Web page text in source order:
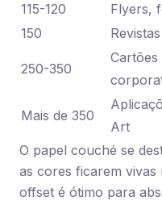
115-120
Flyers,
150
250-350
Cartões
Mais de 350
Art
O papel couché se
as cores ficarem vivas
offset é ótimo para